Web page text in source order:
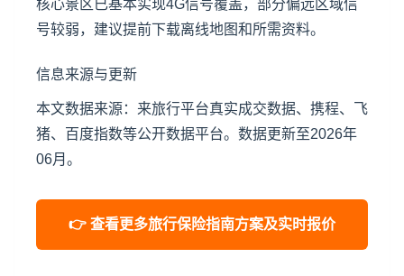
核心景区已基本实现4G信号覆盖，部分偏远区域信
号较弱，建议提前下载离线地图和所需资料。
信息来源与更新
本文数据来源：来旅行平台真实成交数据、携程、飞
猪、百度指数等公开数据平台。数据更新至2026年
06月。
👉 查看更多旅行保险指南方案及实时报价